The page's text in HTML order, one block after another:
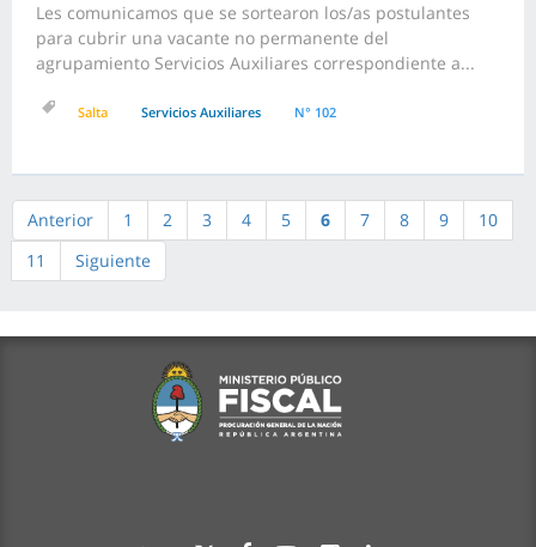
Les comunicamos que se sortearon los/as postulantes
para cubrir una vacante no permanente del
agrupamiento Servicios Auxiliares correspondiente a...
Salta Servicios Auxiliares N° 102
Anterior 1 2 3 4 5 6 7 8 9
10
11
Siguiente